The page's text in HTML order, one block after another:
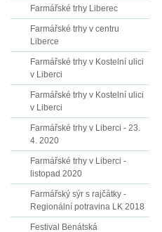
Farmářské trhy Liberec
Farmářské trhy v centru
Liberce
Farmářské trhy v Kostelní ulici
v Liberci
Farmářské trhy v Kostelní ulici
v Liberci
Farmářské trhy v Liberci - 23.
4. 2020
Farmářské trhy v Liberci -
listopad 2020
Farmářský sýr s rajčátky -
Regionální potravina LK 2018
Festival Benátská